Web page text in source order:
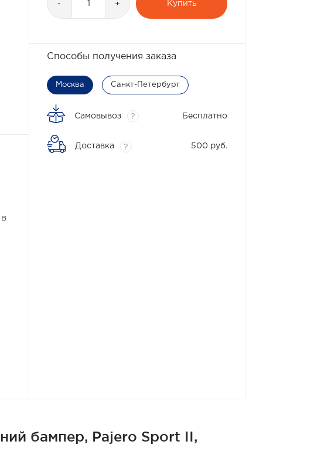
- + Купить
Способы получения заказа
Москва Санкт-Петербург
Самовывоз ? Бесплатно
Доставка ? 500 руб.
бампер, Pajero Sport II,